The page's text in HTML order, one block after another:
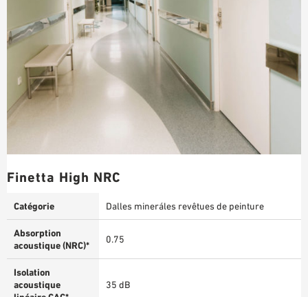
Finetta High NRC
Catégorie Dalles mineráles revêtues de peinture
Absorption
acoustique (NRC)*
0.75
Isolation
acoustique
35 dB